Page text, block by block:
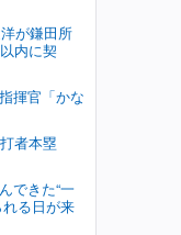
が鎌田所
内に契
揮官「かな
者本塁
できた“一
る日が来